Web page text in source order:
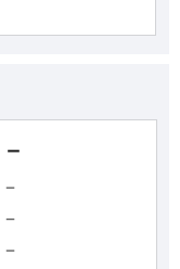
－
－
－
－